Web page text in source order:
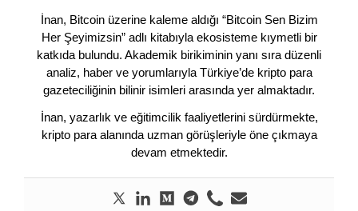
İnan, Bitcoin üzerine kaleme aldığı “Bitcoin Sen Bizim
Her Şeyimizsin” adlı kitabıyla ekosisteme kıymetli bir
katkıda bulundu. Akademik birikiminin yanı sıra düzenli
analiz, haber ve yorumlarıyla Türkiye’de kripto para
gazeteciliğinin bilinir isimleri arasında yer almaktadır.
İnan, yazarlık ve eğitimcilik faaliyetlerini sürdürmekte,
kripto para alanında uzman görüşleriyle öne çıkmaya
devam etmektedir.